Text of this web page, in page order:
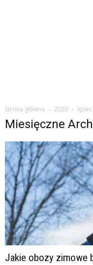
Strona główna 2020 lipiec
Miesięczne
Jakie obozy zimowe